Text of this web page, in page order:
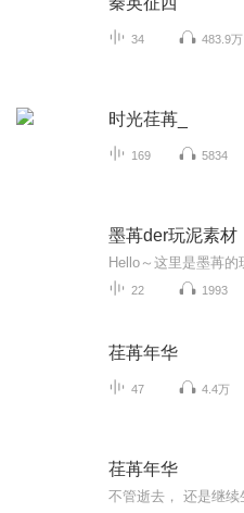
34 483.9万
时光荏苒_
169 5834
墨苒der玩泥素材
22 1993
荏苒年华
47 4.4万
荏苒年华